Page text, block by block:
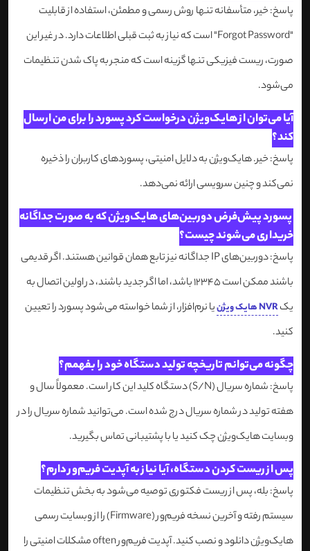
پاسخ: خیر، متأسفانه تنها روش رسمی و مطمئن، استفاده از قابلیت
"Forgot Password" است که نیاز به ثبت قبلی اطلاعات دارد. در غیر این
صورت، ریست فیزیکی تنها گزینه است که منجر به پاک شدن تنظیمات
می‌شود.
آیا می‌توان از هایک‌ویژن درخواست کرد پسورد را برای من ارسال
کند؟
پاسخ: خیر. هایک‌ویژن به دلایل امنیتی، پسوردهای کاربران را ذخیره
نمی‌کند و چنین سرویسی ارائه نمی‌دهد.
پسورد پیش‌فرض دوربین‌های هایک‌ویژن که به صورت جداگانه
خریداری می‌شوند چیست؟
پاسخ: دوربین‌های IP جداگانه نیز تابع همان قوانین هستند. اگر قدیمی
باشند ممکن است 12345 باشد، اما اگر جدید باشند، در اولین اتصال به
یکNVR هایک ویژن
یا نرم‌افزار، از شما خواسته می‌شود پسورد را تعیین
کنید.
چگونه می‌توانم تاریخچه تولید دستگاه خود را بفهمم؟
پاسخ: شماره سریال (S/N) دستگاه کلید این کار است. معمولاً سال و
هفته تولید در شماره سریال درج شده است. می‌توانید شماره سریال را در
وبسایت هایک‌ویژن چک کنید یا با پشتیبانی تماس بگیرید.
پس از ریست کردن دستگاه، آیا نیاز به آپدیت فریم‌ور دارم؟
پاسخ: بله، پس از ریست فکتوری توصیه می‌شود به بخش تنظیمات
سیستم رفته و آخرین نسخه فریم‌ور (Firmware) را از وبسایت رسمی
هایک‌ویژن دانلود و نصب کنید. آپدیت فریم‌ور often مشکلات امنیتی را